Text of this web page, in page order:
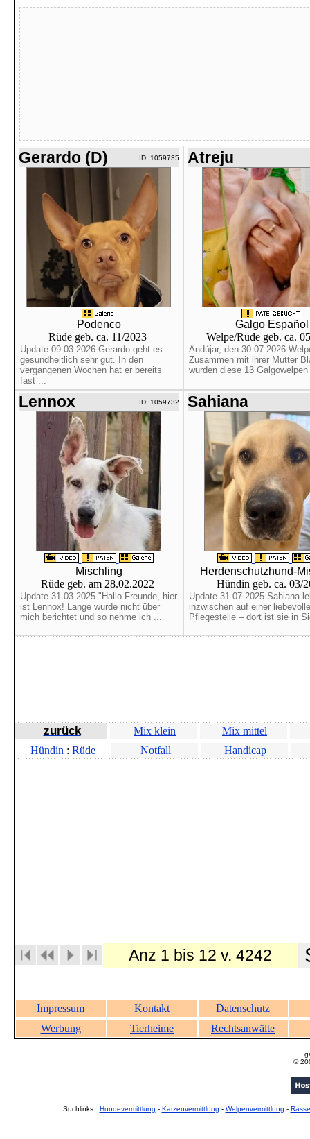
Gerardo (D) ID: 1059735
Podenco
Rüde geb. ca. 11/2023
Update 09.03.2026 Gerardo geht es
gesundheitlich sehr gut. In den
vergangenen Wochen hat er bereits
fast ...
Atreju
Galgo Español
Welpe/Rüde geb. ca.
Andújar, den 30.07.2026
Zusammen mit ihrer Mutter
wurden diese 13
Lennox ID: 1059732
Mischling
Rüde geb. am 28.02.2022
Update 31.03.2025 "Hallo Freunde, hier
ist Lennox! Lange wurde nicht über
mich berichtet und so nehme ich ...
Sahiana
Herdenschutzhund-
Hündin geb. ca. 03/
Update 31.07.2025 Sahiana
inzwischen auf einer
Pflegestelle – dort ist sie in
zurück Mix klein
Mix mittel
Hündin : Rüde Notfall Handicap
Anz 1 bis 12 v. 4242
Impressum Kontakt
Datenschutz
Werbung
Tierheime Rechtsanwälte
©
Suchlinks: Hundevermittlung - Katzenvermittlung - Welpenvermittlung -